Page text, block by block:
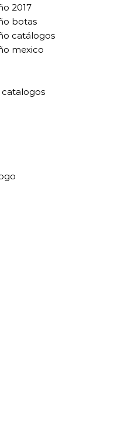
2017
botas
catálogos
mexico